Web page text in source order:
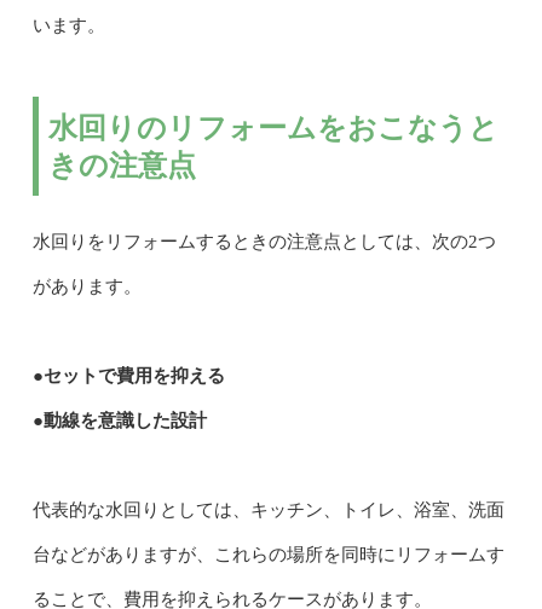
います。
水回りのリフォームをおこなうと
きの注意点
水回りをリフォームするときの注意点としては、次の2つ
があります。
●セットで費用を抑える
●動線を意識した設計
代表的な水回りとしては、キッチン、トイレ、浴室、洗面
台などがありますが、これらの場所を同時にリフォームす
ることで、費用を抑えられるケースがあります。